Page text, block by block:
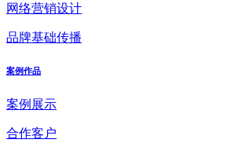
网络营销设计
品牌基础传播
案例作品
案例展示
合作客户